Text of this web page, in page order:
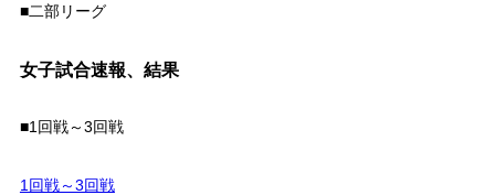
■二部リーグ
女子試合速報、結果
■1回戦～3回戦
1回戦～3回戦